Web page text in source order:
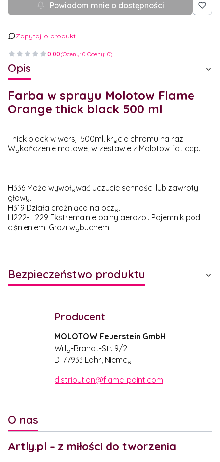
Powiadom mnie o dostępności
Zapytaj o produkt
0.00(Oceny: 0 Oceny: 0)
Opis
Farba w sprayu Molotow Flame
Orange thick black 500 ml
Thick black w wersji 500ml, krycie chromu na raz.
Wykończenie matowe, w zestawie z Molotow fat cap.
H336 Może wywoływać uczucie senności lub zawroty
głowy.
H319 Działa drażniąco na oczy.
H222-H229 Ekstremalnie palny aerozol. Pojemnik pod
ciśnieniem. Grozi wybuchem.
Bezpieczeństwo produktu
Producent
MOLOTOW Feuerstein GmbH
Willy-Brandt-Str. 9/2
D-77933 Lahr, Niemcy
distribution@flame-paint.com
O nas
Artly.pl – z miłości do tworzenia